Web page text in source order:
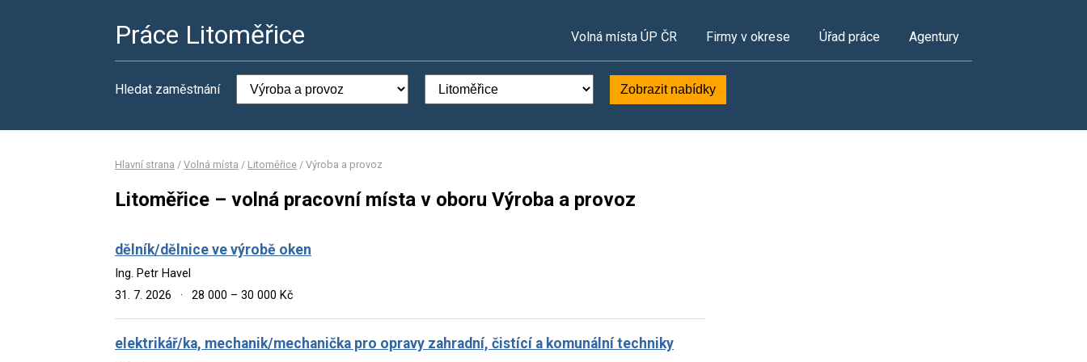
Práce Litoměřice Volná místa ÚP ČR Firmy v okrese Úřad práce Agentury
Hledat zaměstnání Zobrazit nabídky
Hlavní strana / Volná místa / Litoměřice / Výroba a provoz
Litoměřice – volná pracovní místa v oboru Výroba a provoz
dělník/dělnice ve výrobě oken
Ing. Petr Havel
31. 7. 2026
· 28 000 – 30 000 Kč
elektrikář/ka, mechanik/mechanička pro opravy zahradní, čistící a komunální techniky